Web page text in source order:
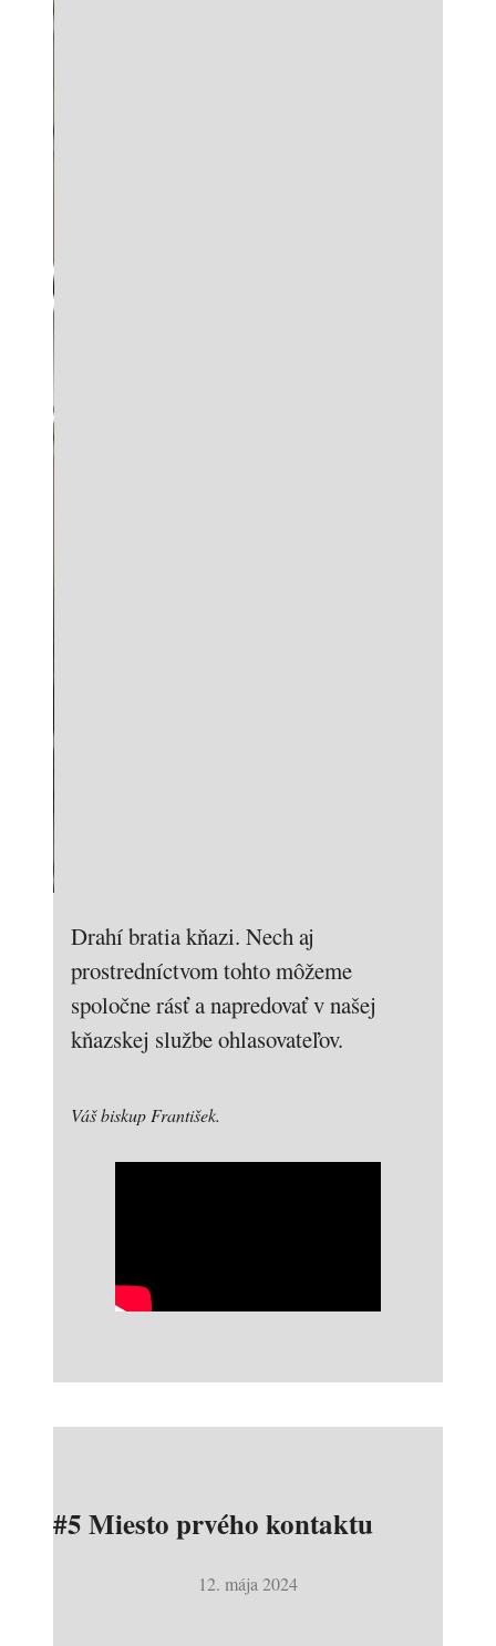
Drahí bratia kňazi. Nech aj
prostredníctvom tohto môžeme
spoločne rásť a napredovať v našej
kňazskej službe ohlasovateľov.
Váš biskup František.
#5 Miesto prvého kontaktu
12. mája 2024